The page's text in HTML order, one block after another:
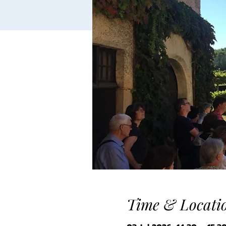
Time &